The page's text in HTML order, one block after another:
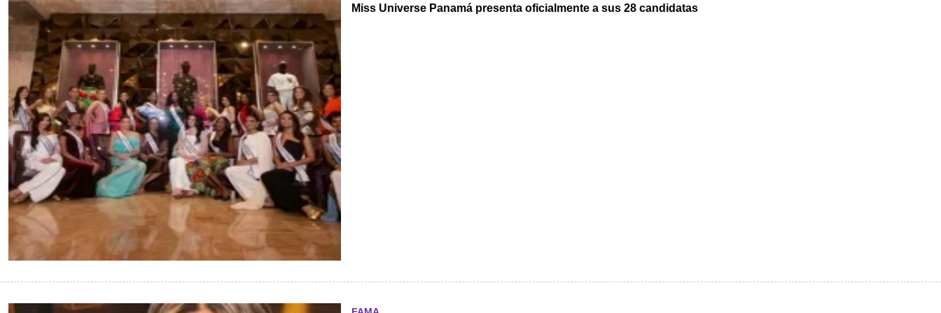
Miss Universe Panamá presenta oficialmente a sus 28 candidatas